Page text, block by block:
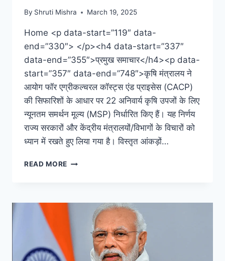
By Shruti Mishra March 19, 2025
Home <p data-start=”119″ data-
end=”330″> </p><h4 data-start=”337″
data-end=”355″>प्रमुख समाचार</h4><p data-
start=”357″ data-end=”748″>कृषि मंत्रालय ने
आयोग फॉर एग्रीकल्चरल कॉस्ट्स एंड प्राइसेस (CACP)
की सिफारिशों के आधार पर 22 अनिवार्य कृषि उपजों के लिए
न्यूनतम समर्थन मूल्य (MSP) निर्धारित किए हैं। यह निर्णय
राज्य सरकारों और केंद्रीय मंत्रालयों/विभागों के विचारों को
ध्यान में रखते हुए लिया गया है। विस्तृत आंकड़ों…
READ MORE